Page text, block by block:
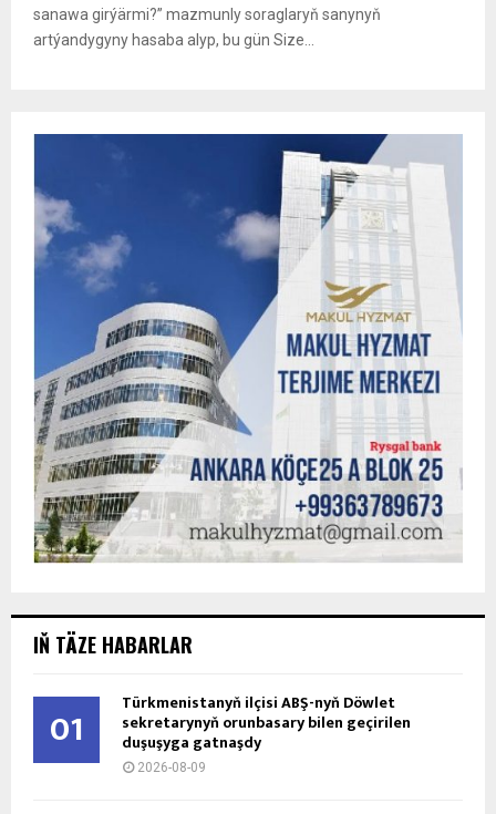
sanawa girýärmi?” mazmunly soraglaryň sanynyň
artýandygyny hasaba alyp, bu gün Size...
IŇ TÄZE HABARLAR
01 Türkmenistanyň ilçisi ABŞ-nyň Döwlet
sekretarynyň orunbasary bilen geçirilen
duşuşyga gatnaşdy
2026-08-09